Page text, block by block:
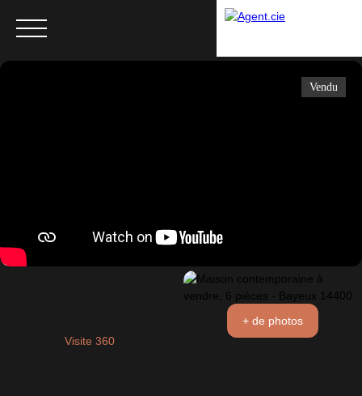
Vendu
Visite 360
+ de photos